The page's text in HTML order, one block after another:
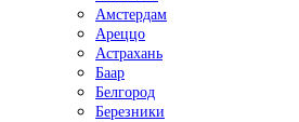
Амстердам
Ареццо
Астрахань
Баар
Белгород
Березники